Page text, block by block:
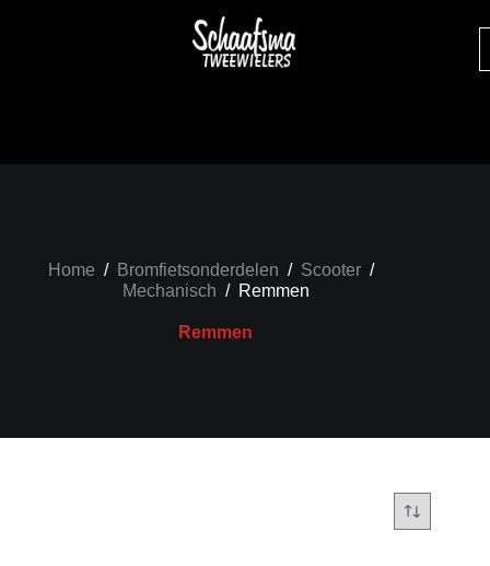
Home / Bromfietsonderdelen / Scooter /
Mechanisch / Remmen
Remmen